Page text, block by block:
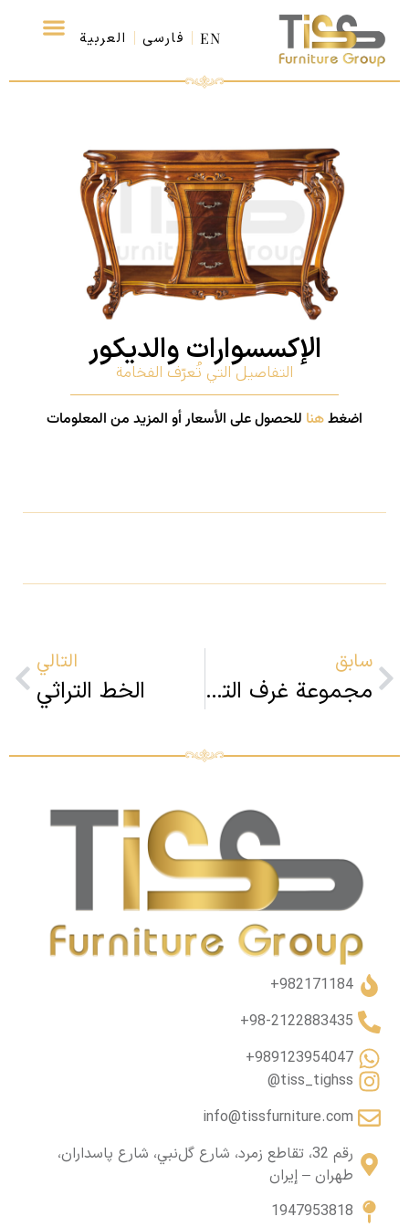
EN فارسی العربية
الإكسسوارات والديكور
التفاصيل التي تُعرّف الفخامة
اضغطهنا للحصول على الأسعار أو المزيد من المعلومات
سابق
مجموعة غرف التلفاز
التالي
الخط التراثي
982171184+
98-2122883435+
989123954047+
tiss_tighss@
info@tissfurniture.com
رقم 32، تقاطع زمرد، شارع گل‌نبي، شارع پاسداران،
طهران – إيران
1947953818